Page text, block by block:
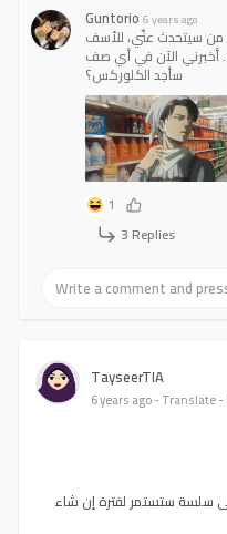
Guntorio 6 years ago
من سيتحدث عنّي، للأسف
أخبرني الآن في أي صف
سأجد الكلوركس؟
1
3 Replies
TayseerTIA
6 years ago- Translate-
سلسة ستستمر لفترة إن شاء